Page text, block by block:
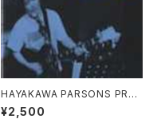
HAYAKAWA PARSONS PRO
JECT​ / DREAM'Y
¥2,500